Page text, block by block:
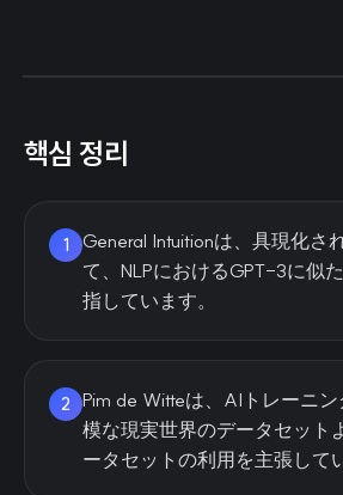
핵심 정리
1
General Intuitionは、具現化さ
て、NLPにおけるGPT-3に似
指しています。
2
Pim de Witteは、AIトレーニ
模な現実世界のデータセット
ータセットの利用を主張して